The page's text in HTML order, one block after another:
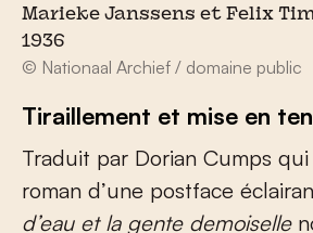
Marieke Janssens et Felix
1936
© Nationaal Archief / domaine public
Tiraillement et mise en
Traduit par Dorian Cumps
roman d’une postface
d’eau et la gente demoiselle